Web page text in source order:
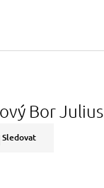
Bor Julius
Sledovat